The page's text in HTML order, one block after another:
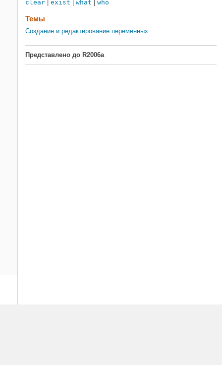
clear exist what who
Темы
Создание и редактирование переменных
Представлено до R2006a